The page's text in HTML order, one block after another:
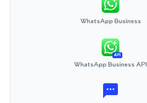
WhatsApp Business
API
WhatsApp Business API